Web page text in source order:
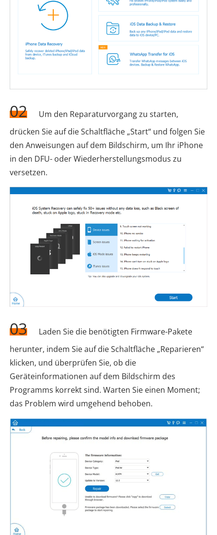
02
Um den Reparaturvorgang zu starten,
drücken Sie auf die Schaltfläche „Start“ und folgen Sie
den Anweisungen auf dem Bildschirm, um Ihr iPhone
in den DFU- oder Wiederherstellungsmodus zu
versetzen.
03
Laden Sie die benötigten Firmware-Pakete
herunter, indem Sie auf die Schaltfläche „Reparieren“
klicken, und überprüfen Sie, ob die
Geräteinformationen auf dem Bildschirm des
Programms korrekt sind. Warten Sie einen Moment;
das Problem wird umgehend behoben.